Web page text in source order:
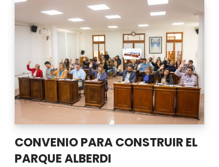
CONVENIO PARA CONSTRUIR EL
PARQUE ALBERDI